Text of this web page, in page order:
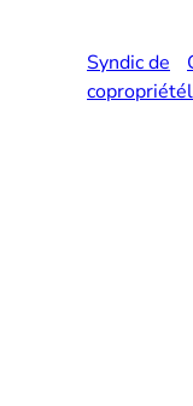
Syndic de
copropriété